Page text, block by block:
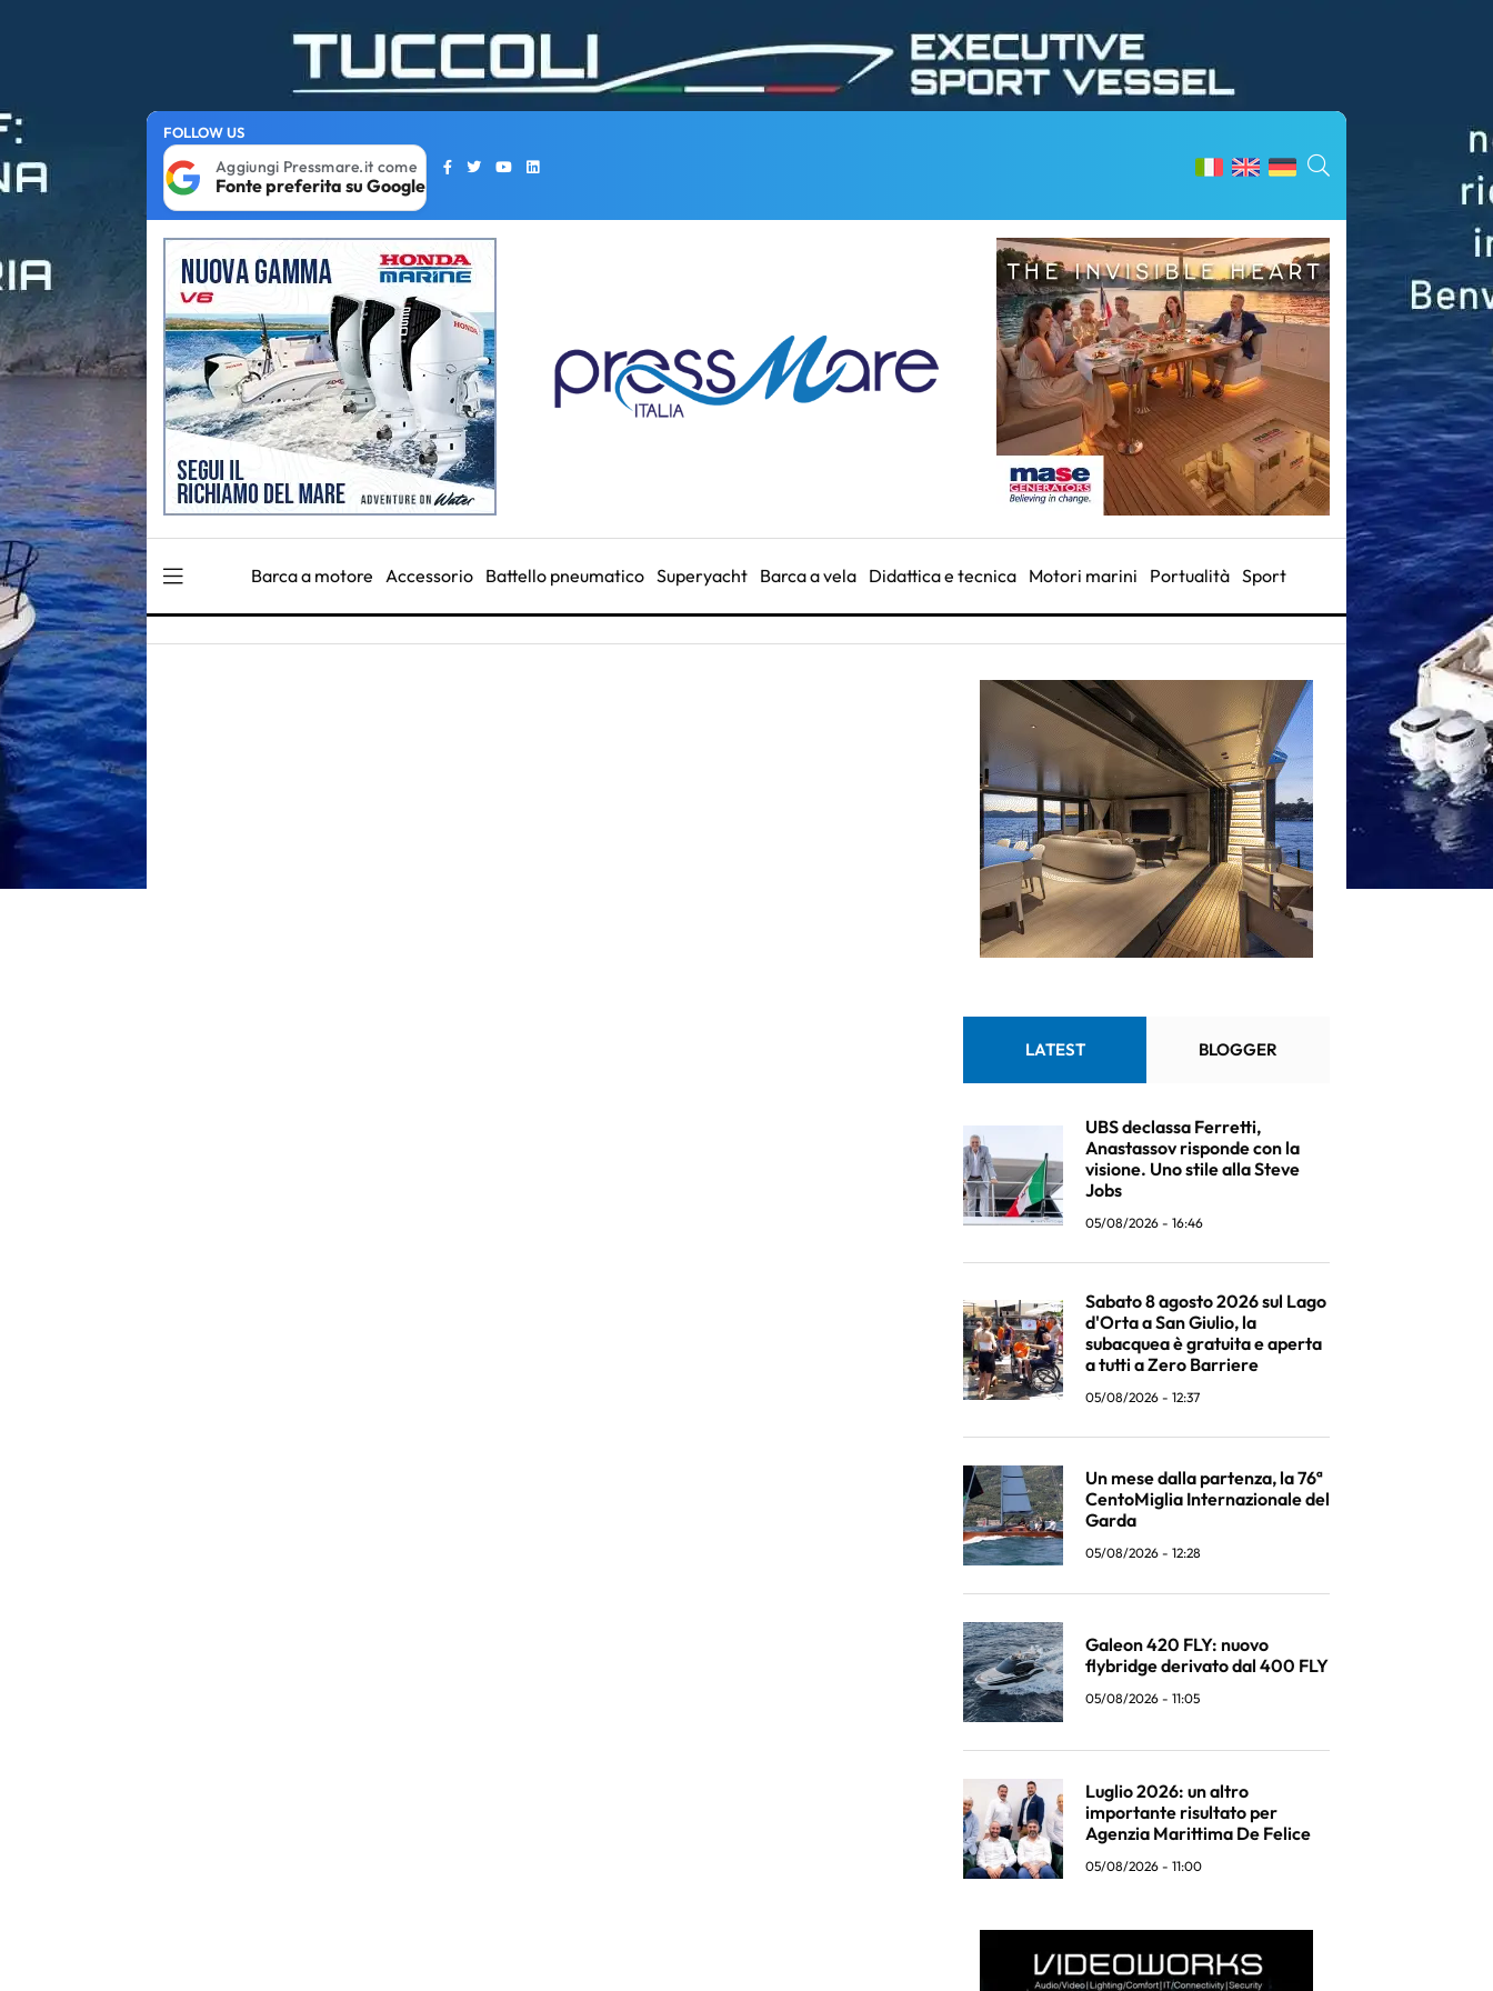
FOLLOW US
Aggiungi Pressmare.it come
Fonte preferita su Google
Barca a motore Accessorio Battello pneumatico Superyacht Barca a vela Didattica e tecnica Motori marini Portualità Sport
LATEST BLOGGER
UBS declassa Ferretti,
Anastassov risponde con la
visione. Uno stile alla Steve
Jobs
05/08/2026 - 16:46
Sabato 8 agosto 2026 sul Lago
d'Orta a San Giulio, la
subacquea è gratuita e aperta
a tutti a Zero Barriere
05/08/2026 - 12:37
Un mese dalla partenza, la 76ª
CentoMiglia Internazionale del
Garda
05/08/2026 - 12:28
Galeon 420 FLY: nuovo
flybridge derivato dal 400 FLY
05/08/2026 - 11:05
Luglio 2026: un altro
importante risultato per
Agenzia Marittima De Felice
05/08/2026 - 11:00